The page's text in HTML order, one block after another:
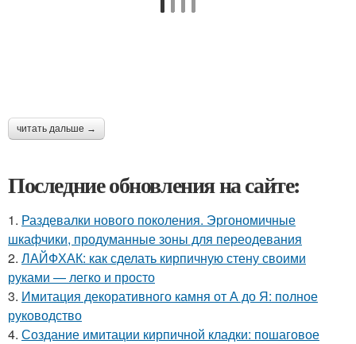
читать дальше →
Последние обновления на сайте:
1. Раздевалки нового поколения. Эргономичные
шкафчики, продуманные зоны для переодевания
2. ЛАЙФХАК: как сделать кирпичную стену своими
руками — легко и просто
3. Имитация декоративного камня от А до Я: полное
руководство
4. Создание имитации кирпичной кладки: пошаговое